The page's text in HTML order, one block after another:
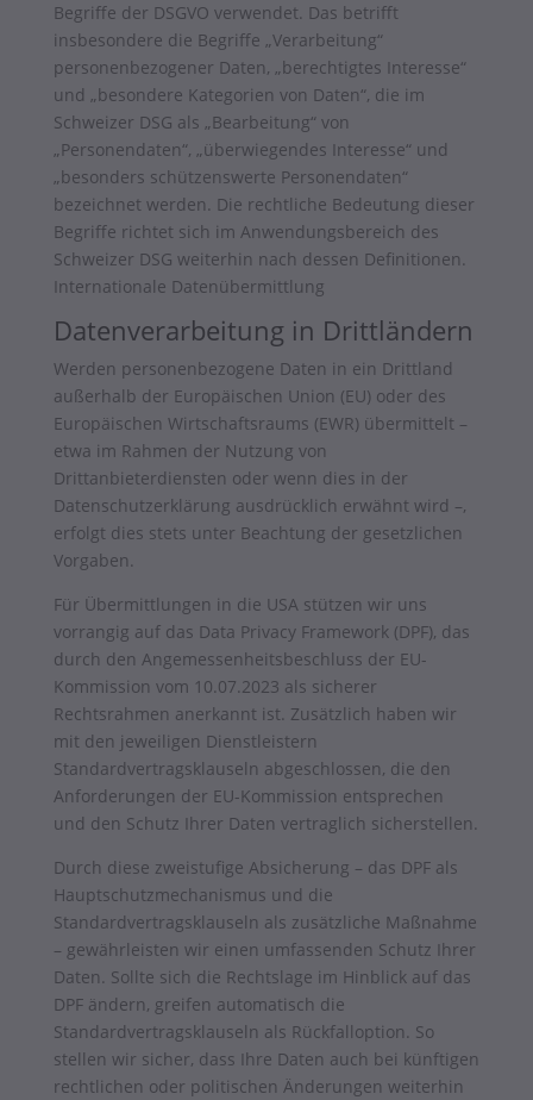
Begriffe der DSGVO verwendet. Das betrifft
insbesondere die Begriffe „Verarbeitung“
personenbezogener Daten, „berechtigtes Interesse“
und „besondere Kategorien von Daten“, die im
Schweizer DSG als „Bearbeitung“ von
„Personendaten“, „überwiegendes Interesse“ und
„besonders schützenswerte Personendaten“
bezeichnet werden. Die rechtliche Bedeutung dieser
Begriffe richtet sich im Anwendungsbereich des
Schweizer DSG weiterhin nach dessen Definitionen.
Internationale Datenübermittlung
Datenverarbeitung in Drittländern
Werden personenbezogene Daten in ein Drittland
außerhalb der Europäischen Union (EU) oder des
Europäischen Wirtschaftsraums (EWR) übermittelt –
etwa im Rahmen der Nutzung von
Drittanbieterdiensten oder wenn dies in der
Datenschutzerklärung ausdrücklich erwähnt wird –,
erfolgt dies stets unter Beachtung der gesetzlichen
Vorgaben.
Für Übermittlungen in die USA stützen wir uns
vorrangig auf das Data Privacy Framework (DPF), das
durch den Angemessenheitsbeschluss der EU-
Kommission vom 10.07.2023 als sicherer
Rechtsrahmen anerkannt ist. Zusätzlich haben wir
mit den jeweiligen Dienstleistern
Standardvertragsklauseln abgeschlossen, die den
Anforderungen der EU-Kommission entsprechen
und den Schutz Ihrer Daten vertraglich sicherstellen.
Durch diese zweistufige Absicherung – das DPF als
Hauptschutzmechanismus und die
Standardvertragsklauseln als zusätzliche Maßnahme
– gewährleisten wir einen umfassenden Schutz Ihrer
Daten. Sollte sich die Rechtslage im Hinblick auf das
DPF ändern, greifen automatisch die
Standardvertragsklauseln als Rückfalloption. So
stellen wir sicher, dass Ihre Daten auch bei künftigen
rechtlichen oder politischen Änderungen weiterhin